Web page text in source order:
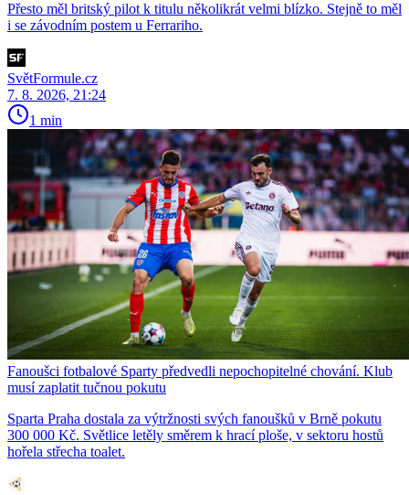
Přesto měl britský pilot k titulu několikrát velmi blízko. Stejně to měl
i se závodním postem u Ferrariho.
SvětFormule.cz
7. 8. 2026, 21:24
1 min
Fanoušci fotbalové Sparty předvedli nepochopitelné chování. Klub
musí zaplatit tučnou pokutu
Sparta Praha dostala za výtržnosti svých fanoušků v Brně pokutu
300 000 Kč. Světlice letěly směrem k hrací ploše, v sektoru hostů
hořela střecha toalet.